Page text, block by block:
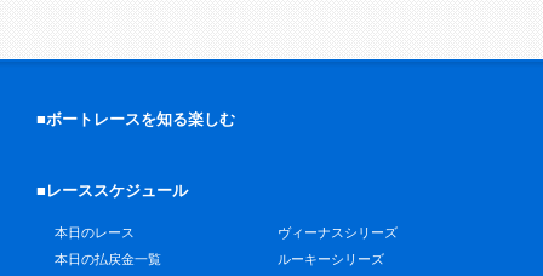
■ボートレースを知る楽しむ
■レーススケジュール
本日のレース
本日の払戻金一覧
ヴィーナスシリーズ
ルーキーシリーズ